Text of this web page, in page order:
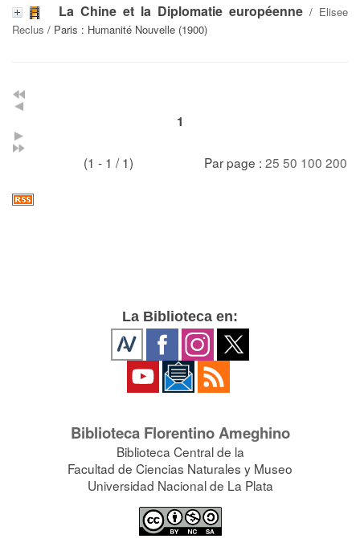
La Chine et la Diplomatie européenne / Elisee
Reclus / Paris : Humanité Nouvelle (1900)
1
(1 - 1 / 1) Par page : 25 50 100 200
La Biblioteca en:
Biblioteca Florentino Ameghino
Biblioteca Central de la
Facultad de Ciencias Naturales y Museo
Universidad Nacional de La Plata